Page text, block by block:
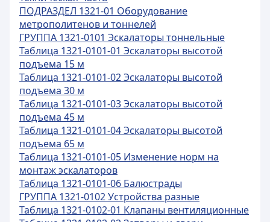
ПОДРАЗДЕЛ 1321-01 Оборудование
метрополитенов и тоннелей
ГРУППА 1321-0101 Эскалаторы тоннельные
Таблица 1321-0101-01 Эскалаторы высотой
подъема 15 м
Таблица 1321-0101-02 Эскалаторы высотой
подъема 30 м
Таблица 1321-0101-03 Эскалаторы высотой
подъема 45 м
Таблица 1321-0101-04 Эскалаторы высотой
подъема 65 м
Таблица 1321-0101-05 Изменение норм на
монтаж эскалаторов
Таблица 1321-0101-06 Балюстрады
ГРУППА 1321-0102 Устройства разные
Таблица 1321-0102-01 Клапаны вентиляционные